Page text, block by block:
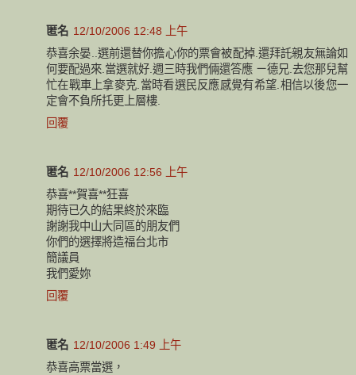
匿名 12/10/2006 12:48 上午
恭喜余晏..選前還替你擔心你的票會被配掉.還拜託親友無論如
何要配過來.當選就好.週三時我們倆還答應 ㄧ德兄.去您那兒幫
忙在戰車上拿麥克.當時看選民反應感覺有希望.相信以後您一
定會不負所托更上層樓.
回覆
匿名 12/10/2006 12:56 上午
恭喜**賀喜**狂喜
期待已久的結果終於來臨
謝謝我中山大同區的朋友們
你們的選擇將造福台北市
簡議員
我們愛妳
回覆
匿名 12/10/2006 1:49 上午
恭喜高票當選，